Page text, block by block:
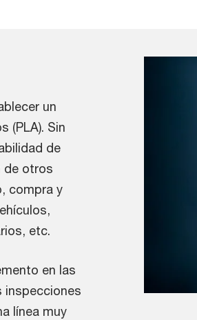
un
(PLA). Sin
de
de otros
compra y
etc.
en las
inspecciones
línea muy